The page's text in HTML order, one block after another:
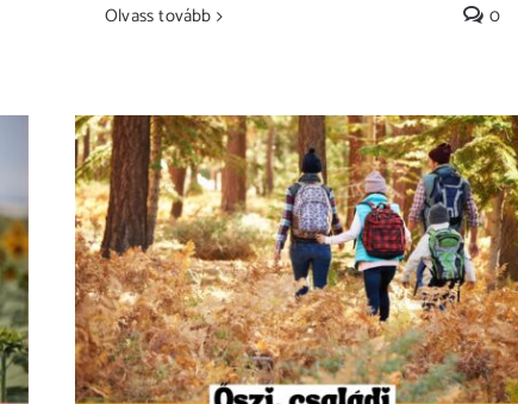
Olvass tovább 0
ŐSZI CSALÁDI BAKANCSLISTA